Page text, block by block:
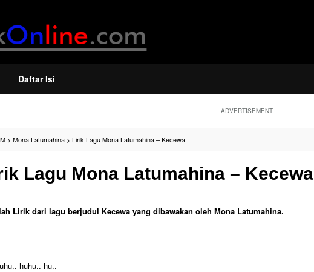
Daftar Isi
ADVERTISEMENT
M > Mona Latumahina > Lirik Lagu Mona Latumahina – Kecewa
Lagu Mona Latumahina – Kecewa
Lirik dari lagu berjudul Kecewa yang dibawakan oleh Mona Latumahina.
huhu.. hu..